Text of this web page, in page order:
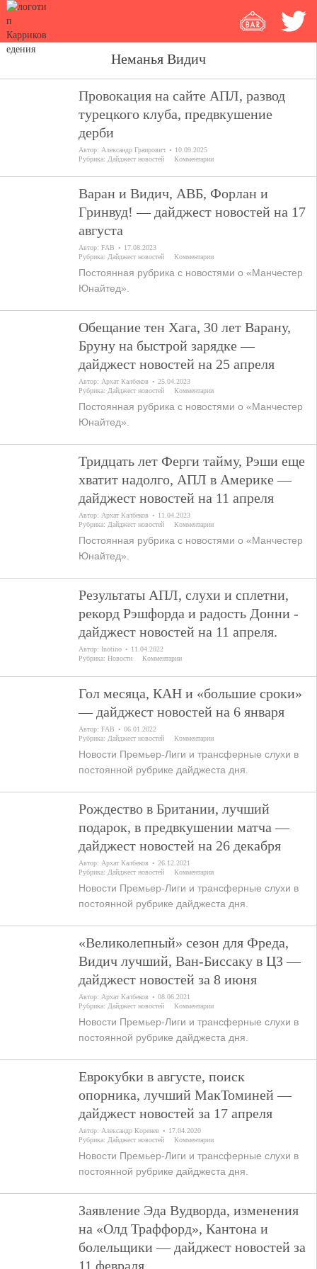
Неманья Видич
Провокация на сайте АПЛ, развод
турецкого клуба, предвкушение
дерби
Автор: Александр Граирович
10.09.2025
Рубрика: Дайджест новостей Комментарии
Варан и Видич, АВБ, Форлан и
Гринвуд! — дайджест новостей на 17
августа
Автор:FAB
17.08.2023
Рубрика:Дайджест новостей Комментарии
Постоянная рубрика с новостями о «Манчестер
Юнайтед».
Обещание тен Хага, 30 лет Варану,
Бруну на быстрой зарядке —
дайджест новостей на 25 апреля
Автор:Архат Калбеков
25.04.2023
Рубрика:Дайджест новостей Комментарии
Постоянная рубрика с новостями о «Манчестер
Юнайтед».
Тридцать лет Ферги тайму, Рэши еще
хватит надолго, АПЛ в Америке —
дайджест новостей на 11 апреля
Автор:Архат Калбеков
11.04.2023
Рубрика:Дайджест новостей Комментарии
Постоянная рубрика с новостями о «Манчестер
Юнайтед».
Результаты АПЛ, слухи и сплетни,
рекорд Рэшфорда и радость Донни -
дайджест новостей на 11 апреля.
Автор:Inotino
11.04.2022
Рубрика:Новости Комментарии
Гол месяца, КАН и «большие сроки»
— дайджест новостей на 6 января
Автор:FAB
06.01.2022
Рубрика: Дайджест новостей Комментарии
Новости Премьер-Лиги и трансферные слухи в
постоянной рубрике дайджеста дня.
Рождество в Британии, лучший
подарок, в предвкушении матча —
дайджест новостей на 26 декабря
Автор: Архат Калбеков
26.12.2021
Рубрика: Дайджест новостей Комментарии
Новости Премьер-Лиги и трансферные слухи в
постоянной рубрике дайджеста дня.
«Великолепный» сезон для Фреда,
Видич лучший, Ван-Биссаку в ЦЗ —
дайджест новостей за 8 июня
Автор: Архат Калбеков
08.06.2021
Рубрика: Дайджест новостей Комментарии
Новости Премьер-Лиги и трансферные слухи в
постоянной рубрике дайджеста дня.
Еврокубки в августе, поиск
опорника, лучший МакТоминей —
дайджест новостей за 17 апреля
Автор: Александр Коренев
17.04.2020
Рубрика: Дайджест новостей Комментарии
Новости Премьер-Лиги и трансферные слухи в
постоянной рубрике дайджеста дня.
Заявление Эда Вудворда, изменения
на «Олд Траффорд», Кантона и
болельщики — дайджест новостей за
11 февраля